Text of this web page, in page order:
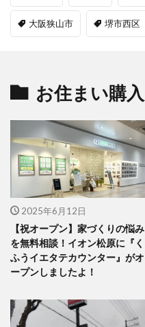
大阪狭山市 堺市西区
お住まい購入
2025年6月12日
【祝オープン】家づくりの悩み
を無料相談！イオン松原に『く
ふうイエタテカウンター』がオ
ープンしましたよ！